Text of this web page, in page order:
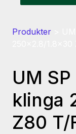
Produkter
UM
klinga
Z80 T/